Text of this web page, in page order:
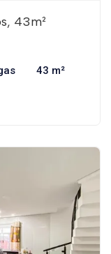
43m²
43 m²